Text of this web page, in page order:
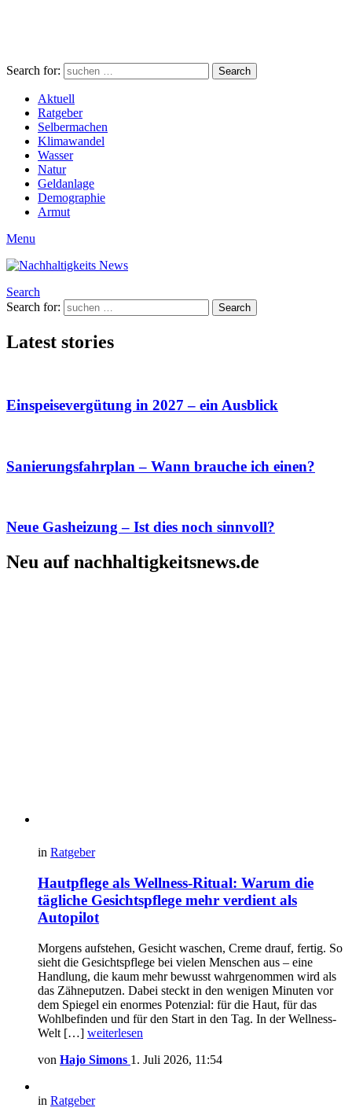
Search for: Search
Aktuell
Ratgeber
Selbermachen
Klimawandel
Wasser
Natur
Geldanlage
Demographie
Armut
Menu
Search
Search for:
Search
Latest stories
Einspeisevergütung in 2027 – ein Ausblick
Sanierungsfahrplan – Wann brauche ich einen?
Neue Gasheizung – Ist dies noch sinnvoll?
Neu auf nachhaltigkeitsnews.de
in Ratgeber
Hautpflege als Wellness-Ritual: Warum die
tägliche Gesichtspflege mehr verdient als
Autopilot
Morgens aufstehen, Gesicht waschen, Creme drauf, fertig. So
sieht die Gesichtspflege bei vielen Menschen aus – eine
Handlung, die kaum mehr bewusst wahrgenommen wird als
das Zähneputzen. Dabei steckt in den wenigen Minuten vor
dem Spiegel ein enormes Potenzial: für die Haut, für das
Wohlbefinden und für den Start in den Tag. In der Wellness-
Welt […] weiterlesen
von Hajo Simons 1. Juli 2026, 11:54
in Ratgeber